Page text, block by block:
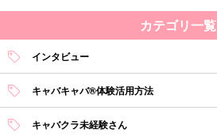
カテゴリ一覧
インタビュー
キャバキャバ®体験活用方法
キャバクラ未経験さん